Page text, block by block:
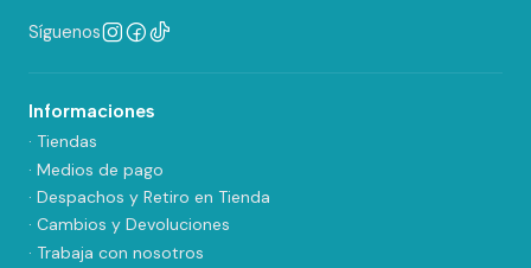
Síguenos
Informaciones
· Tiendas
· Medios de pago
· Despachos y Retiro en Tienda
· Cambios y Devoluciones
· Trabaja con nosotros